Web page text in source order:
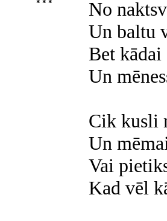
* * *
No
Un baltu
Bet kādai
Un
Cik kusli
Un
Vai
Kad vēl